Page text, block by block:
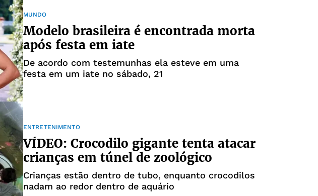
MUNDO
Modelo brasileira é encontrada morta
após festa em iate
De acordo com testemunhas ela esteve em uma
festa em um iate no sábado, 21
ENTRETENIMENTO
VÍDEO: Crocodilo gigante tenta atacar
crianças em túnel de zoológico
Crianças estão dentro de tubo, enquanto crocodilos
nadam ao redor dentro de aquário